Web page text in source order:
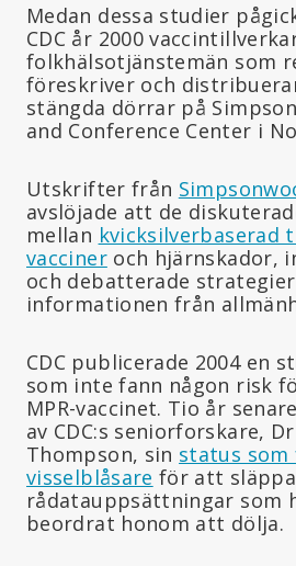
Medan dessa studier
CDC år 2000
folkhälsotjänstemän som
föreskriver och
stängda dörrar på
and Conference Center i
Utskrifter från
avslöjade att de
mellan kvicksilverbaserad
vaccineroch hjärnskador,
och debatterade
informationen från
CDC publicerade 2004 en
som inte fann någon risk
MPR-vaccinet. Tio år senare
av CDC:s seniorforskare,
Thompson, sin status som
visselblåsare för att
rådatauppsättningar som
beordrat honom att dölja.